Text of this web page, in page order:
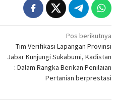
Pos berikutnya
Tim Verifikasi Lapangan Provinsi
Jabar Kunjungi Sukabumi, Kadistan
: Dalam Rangka Berikan Penilaian
Pertanian berprestasi